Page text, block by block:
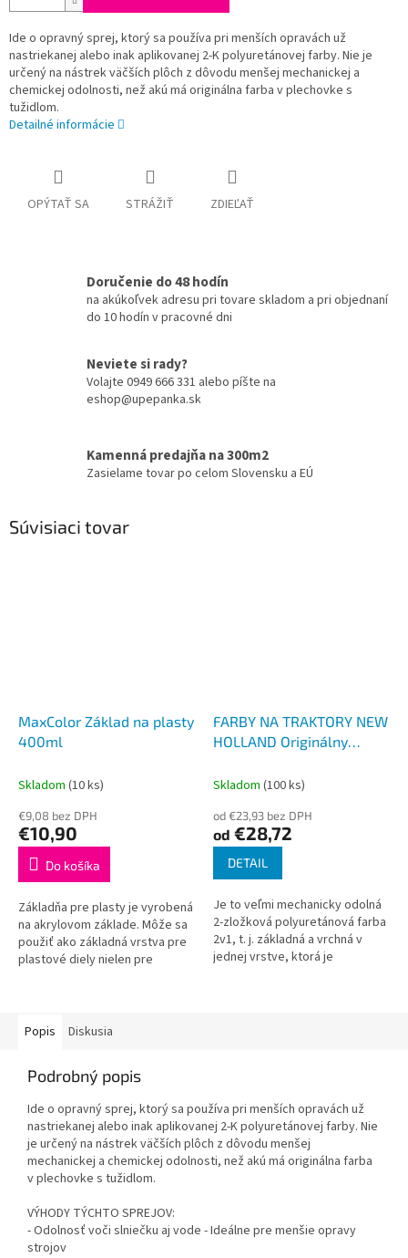
Ide o opravný sprej, ktorý sa používa pri menších opravách už
nastriekanej alebo inak aplikovanej 2-K polyuretánovej farby. Nie je
určený na nástrek väčších plôch z dôvodu menšej mechanickej a
chemickej odolnosti, než akú má originálna farba v plechovke s
tužidlom.
Detailné informácie
OPÝTAŤ SA STRÁŽIŤ ZDIEĽAŤ
Doručenie do 48 hodín
na akúkoľvek adresu pri tovare skladom a pri objednaní
do 10 hodín v pracovné dni
Neviete si rady?
Volajte 0949 666 331 alebo píšte na
eshop@upepanka.sk
Kamenná predajňa na 300m2
Zasielame tovar po celom Slovensku a EÚ
Súvisiaci tovar
MaxColor Základ na plasty
400ml
Skladom (10 ks)
€9,08 bez DPH
€10,90
Do košíka
Základňa pre plasty je vyrobená
na akrylovom základe. Môže sa
použiť ako základná vrstva pre
plastové diely nielen pre
FARBY NA TRAKTORY NEW
HOLLAND Originálny
2-K Polyuretán, SET s
Skladom (100 ks)
od €23,93 bez DPH
od €28,72
DETAIL
Je to veľmi mechanicky odolná
2-zložková polyuretánová farba
2v1, t. j. základná a vrchná v
jednej vrstve, ktorá je
Popis
Diskusia
Podrobný popis
Ide o opravný sprej, ktorý sa používa pri menších opravách už
nastriekanej alebo inak aplikovanej 2-K polyuretánovej farby. Nie
je určený na nástrek väčších plôch z dôvodu menšej
mechanickej a chemickej odolnosti, než akú má originálna farba
v plechovke s tužidlom.
VÝHODY TÝCHTO SPREJOV:
- Odolnosť voči slniečku aj vode - Ideálne pre menšie opravy
strojov